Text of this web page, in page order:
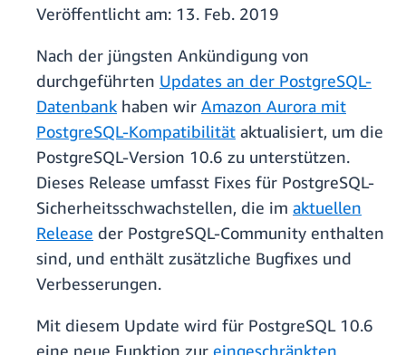
Veröffentlicht am: 13. Feb. 2019
Nach der jüngsten Ankündigung von
durchgeführten Updates an der PostgreSQL-
Datenbank haben wir Amazon Aurora mit
PostgreSQL-Kompatibilität aktualisiert, um die
PostgreSQL-Version 10.6 zu unterstützen.
Dieses Release umfasst Fixes für PostgreSQL-
Sicherheitsschwachstellen, die im aktuellen
Release der PostgreSQL-Community enthalten
sind, und enthält zusätzliche Bugfixes und
Verbesserungen.
Mit diesem Update wird für PostgreSQL 10.6
eine neue Funktion zur eingeschränkten